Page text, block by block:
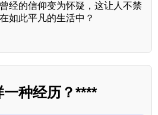
经的信仰变为怀疑，这让人不禁
如此平凡的生活中？
种经历？****